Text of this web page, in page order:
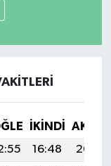
İKINDI
16:48
20:09